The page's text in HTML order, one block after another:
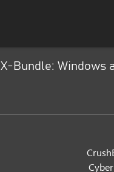
X-Bundle: Windows